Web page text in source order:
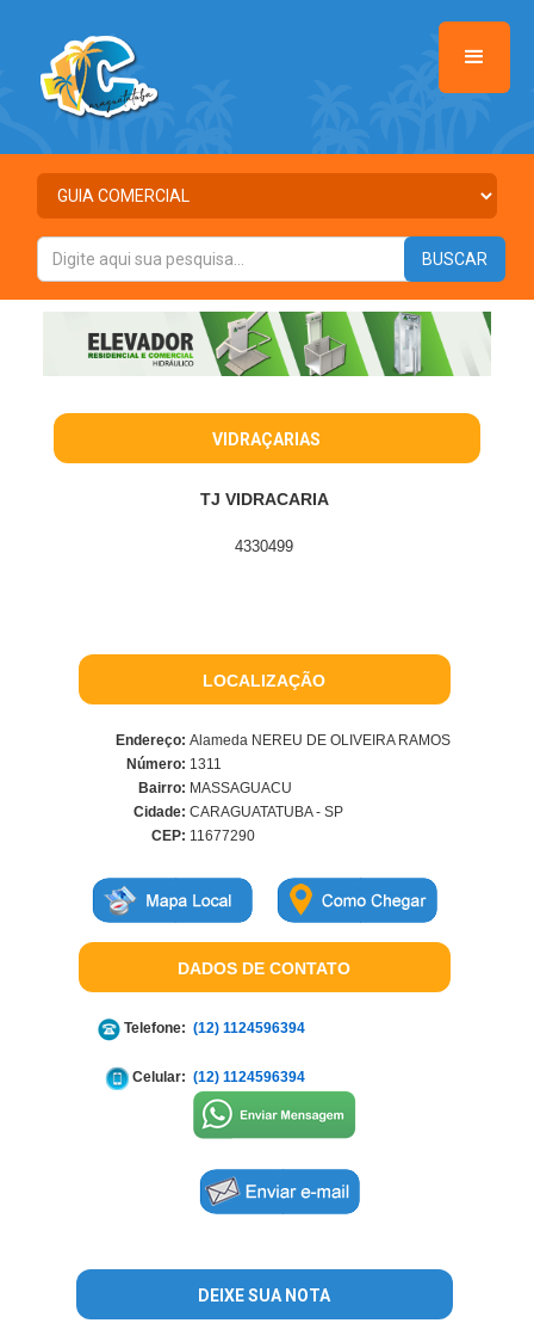
VIDRAÇARIAS
TJ VIDRACARIA
4330499
LOCALIZAÇÃO
Endereço: Alameda NEREU DE OLIVEIRA RAMOS
Número: 1311
Bairro: MASSAGUACU
Cidade: CARAGUATATUBA - SP
CEP: 11677290
DADOS DE CONTATO
Telefone: (12) 1124596394
Celular: (12) 1124596394
DEIXE SUA NOTA